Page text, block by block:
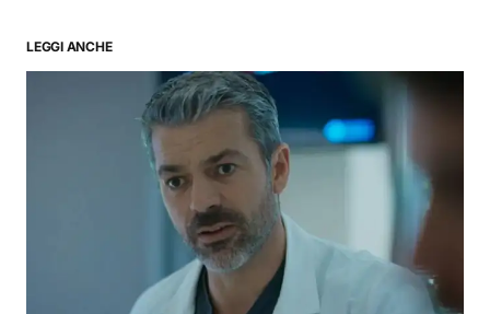
LEGGI ANCHE